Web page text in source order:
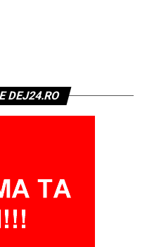
DEJ24.RO